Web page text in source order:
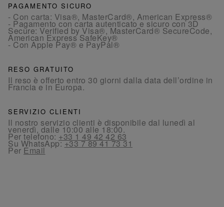
PAGAMENTO SICURO
- Con carta: Visa®, MasterCard®, American Express®
- Pagamento con carta autenticato e sicuro con 3D
Secure: Verified by Visa®, MasterCard® SecureCode,
American Express SafeKey®
- Con Apple Pay® e PayPal®
RESO GRATUITO
Il reso è offerto entro 30 giorni dalla data dell’ordine in
Francia e in Europa.
SERVIZIO CLIENTI
Il nostro servizio clienti è disponibile dal lunedì al
venerdì, dalle 10:00 alle 18:00.
Per telefono:+33 1 49 42 42 63
Su WhatsApp:+33 7 89 41 73 31
PerEmail